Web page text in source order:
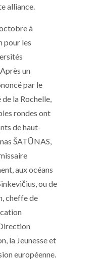
alliance.
à
pour les
un
par le
la Rochelle,
rondes ont
de haut-
ŠATŪNAS,
aux océans
ou de
cheffe de
la Jeunesse et
européenne.